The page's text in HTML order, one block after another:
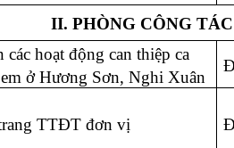
II. PHÒNG CÔNG
các hoạt động can thiệp ca
ở Hương Sơn, Nghi Xuân
TTĐT đơn vị